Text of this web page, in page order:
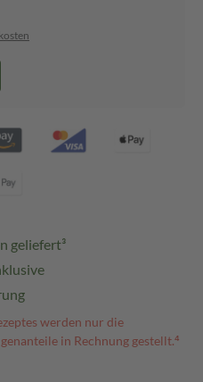
geliefert³
werden nur die
in Rechnung gestellt.⁴